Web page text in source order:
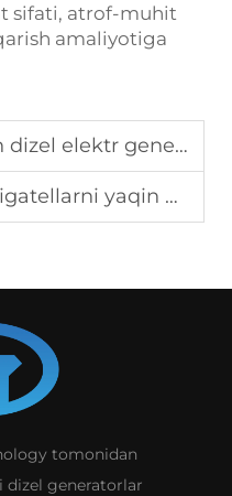
sifati, atrof-muhit
amaliyotiga
O'lchash bo'yicha qo'lanma
qayerdan sotib olish mumkin
tomonidan
dizel generatorlar